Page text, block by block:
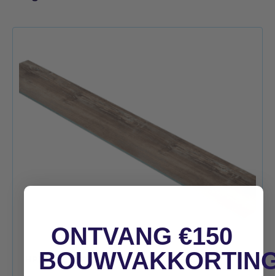
HPL TEGENTREDE RIVER PINE – 1 METER
ONTVANG €150